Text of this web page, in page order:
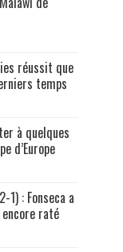
réussit que
temps
à quelques
d’Europe
1) : Fonseca a
raté